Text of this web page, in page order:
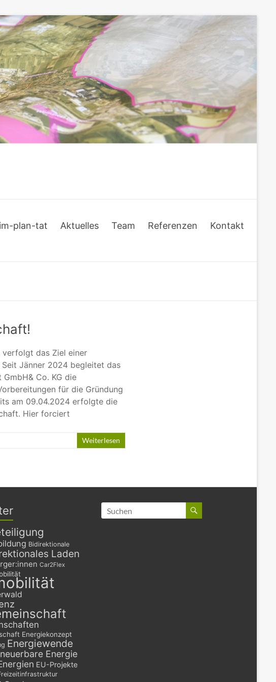
plan-tat Aktuelles Team Referenzen Kontakt
verfolgt das Ziel einer
Jänner 2024 begleitet das
Co. KG die
für die Gründung
am 09.04.2024 erfolgte die
Hier forciert
Weiterlesen
Bidirektionale
Laden
Car2Flex
Energiekonzept
Energiewende
Energie
EU-Projekte